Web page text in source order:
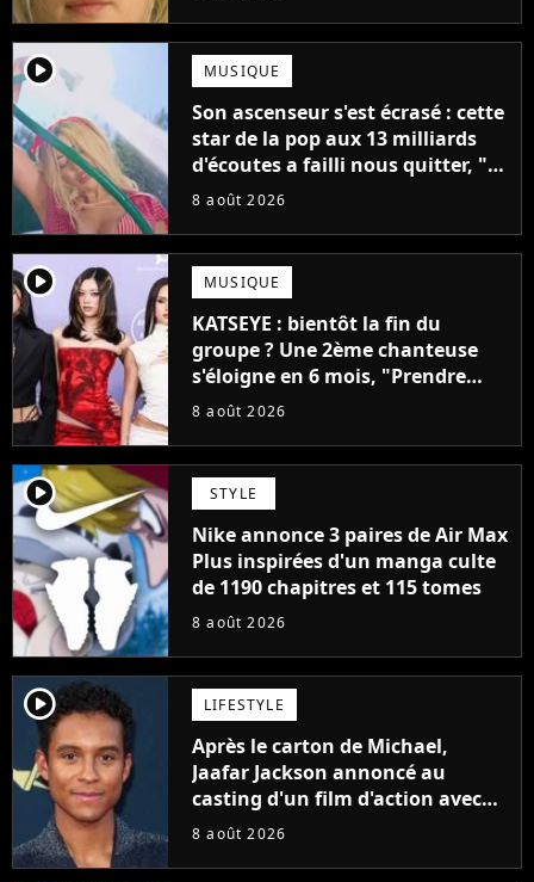
player2 MUSIQUE
Son ascenseur s'est écrasé : cette
star de la pop aux 13 milliards
d'écoutes a failli nous quitter, "Je
pensais ne plus jamais chanter"
8 août 2026
player2 MUSIQUE
KATSEYE : bientôt la fin du
groupe ? Une 2ème chanteuse
s'éloigne en 6 mois, "Prendre
cette décision n’a pas été facile"
8 août 2026
player2 STYLE
Nike annonce 3 paires de Air Max
Plus inspirées d'un manga culte
de 1190 chapitres et 115 tomes
8 août 2026
player2 LIFESTYLE
Après le carton de Michael,
Jaafar Jackson annoncé au
casting d'un film d'action avec
Will Smith
8 août 2026